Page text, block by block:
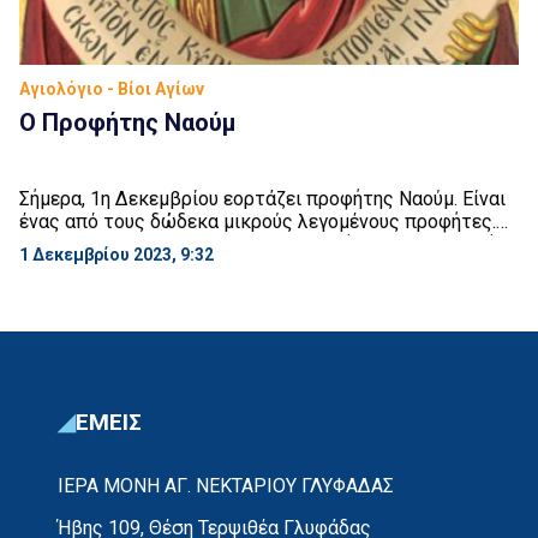
Αγιολόγιο - Βίοι Αγίων
Ο Προφήτης Ναούμ
Σήμερα, 1η Δεκεμβρίου εορτάζει προφήτης Ναούμ. Είναι
ένας από τους δώδεκα μικρούς λεγομένους προφήτες.
Έζησε τον 7ο αιώνα προ Χριστού και ήταν από τη φυλή
του Συμεών. Πατρίδα είχε την Ελκεσέμ, γι’ αυτό
και αφορά την τύχη της πόλης Νινευή. […]
1 Δεκεμβρίου 2023, 9:32
ΕΜΕΙΣ
ΙΕΡΑ ΜΟΝΗ ΑΓ. ΝΕΚΤΑΡΙΟΥ ΓΛΥΦΑΔΑΣ
Ήβης 109, Θέση Τερψιθέα Γλυφάδας